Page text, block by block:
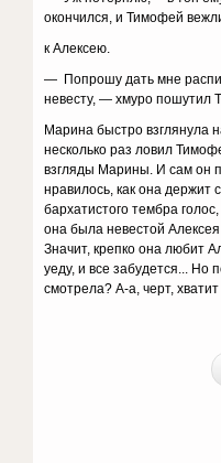
окончился, и Тимофей
к Алексею.
— Попрошу дать мне
невесту, — хмуро пошутил
Марина быстро взглянула
несколько раз ловил
взгляды Марины. И сам он
нравилось, как она держит
бархатистого тембра
она была невестой
Значит, крепко она любит
уеду, и все забудется... Но
смотрела? А-а, черт,